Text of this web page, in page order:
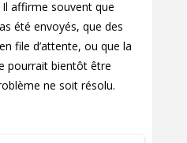
affirme souvent que
été envoyés, que des
file d’attente, ou que la
pourrait bientôt être
ne soit résolu.